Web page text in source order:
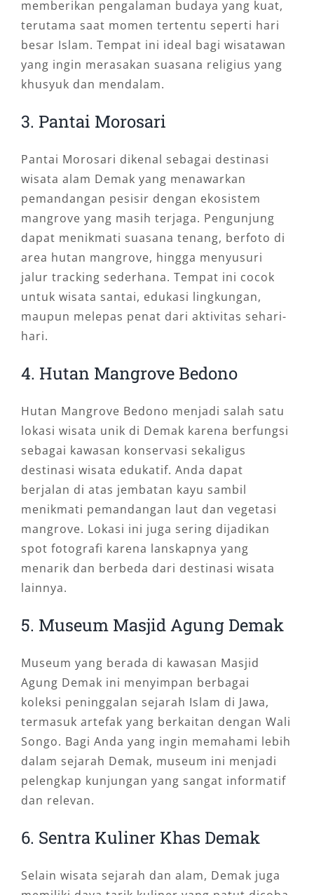
memberikan pengalaman budaya yang kuat,
terutama saat momen tertentu seperti hari
besar Islam. Tempat ini ideal bagi wisatawan
yang ingin merasakan suasana religius yang
khusyuk dan mendalam.
3. Pantai Morosari
Pantai Morosari dikenal sebagai destinasi
wisata alam Demak yang menawarkan
pemandangan pesisir dengan ekosistem
mangrove yang masih terjaga. Pengunjung
dapat menikmati suasana tenang, berfoto di
area hutan mangrove, hingga menyusuri
jalur tracking sederhana. Tempat ini cocok
untuk wisata santai, edukasi lingkungan,
maupun melepas penat dari aktivitas sehari-
hari.
4. Hutan Mangrove Bedono
Hutan Mangrove Bedono menjadi salah satu
lokasi wisata unik di Demak karena berfungsi
sebagai kawasan konservasi sekaligus
destinasi wisata edukatif. Anda dapat
berjalan di atas jembatan kayu sambil
menikmati pemandangan laut dan vegetasi
mangrove. Lokasi ini juga sering dijadikan
spot fotografi karena lanskapnya yang
menarik dan berbeda dari destinasi wisata
lainnya.
5. Museum Masjid Agung Demak
Museum yang berada di kawasan Masjid
Agung Demak ini menyimpan berbagai
koleksi peninggalan sejarah Islam di Jawa,
termasuk artefak yang berkaitan dengan Wali
Songo. Bagi Anda yang ingin memahami lebih
dalam sejarah Demak, museum ini menjadi
pelengkap kunjungan yang sangat informatif
dan relevan.
6. Sentra Kuliner Khas Demak
Selain wisata sejarah dan alam, Demak juga